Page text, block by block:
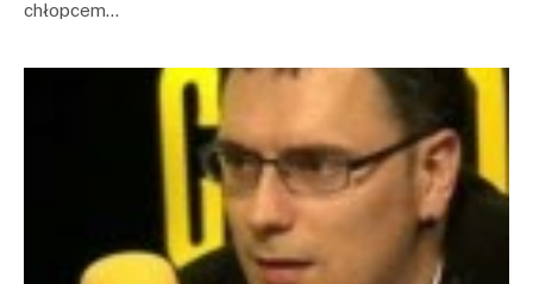
chłopcem…